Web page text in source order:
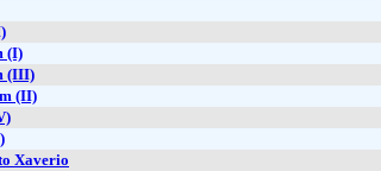
(I)
(III)
(II)
Xaverio